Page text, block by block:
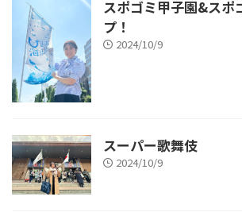
スポゴミ甲子園&スポ
プ！
2024/10/9
スーパー歌舞伎
2024/10/9